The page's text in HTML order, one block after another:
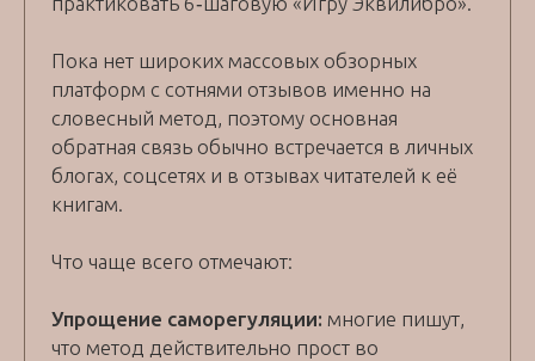
Пока нет широких массовых обзорных
платформ с сотнями отзывов именно на
словесный метод, поэтому основная
обратная связь обычно встречается в личных
блогах, соцсетях и в отзывах читателей к её
книгам.
Что чаще всего отмечают:
Упрощение саморегуляции: многие пишут,
что метод действительно прост во